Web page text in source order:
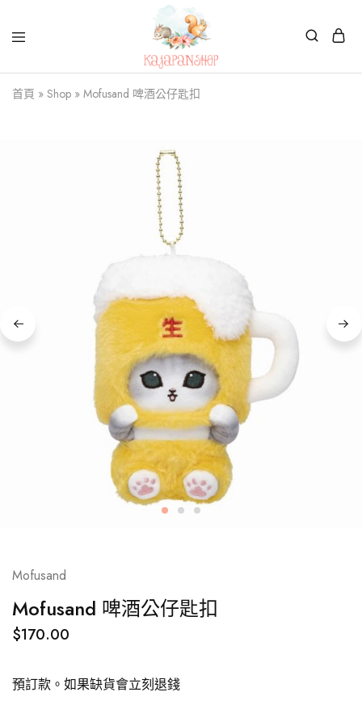
Kajapanshop
日
韓
首頁 » Shop » Mofusand 啤酒公仔匙扣
Mofusand
Mofusand 啤酒公仔匙扣
$170.00
預訂款。如果缺貨會立刻退錢